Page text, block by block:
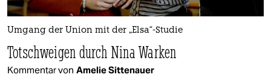
Umgang der Union mit der „Elsa“-Studie
Totschweigen durch Nina Warken
Kommentar von Amelie Sittenauer